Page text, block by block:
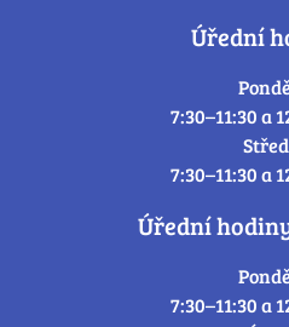
Úřední
7:30–11:30 a
7:30–11:30 a
Úřední
7:30–11:30 a